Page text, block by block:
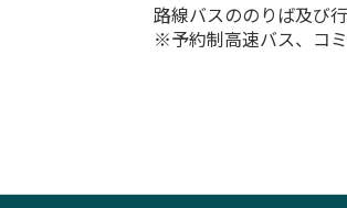
路線バスののりば及び
※予約制高速バス、コ